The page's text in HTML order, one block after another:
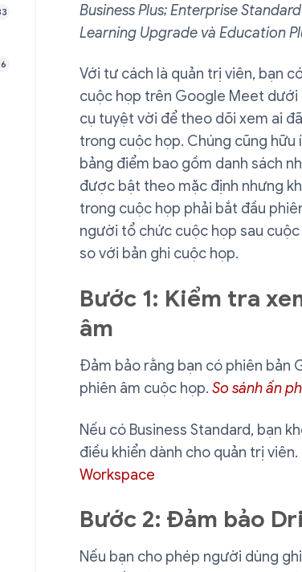
Business Plus; Enterprise
Learning Upgrade và Education
Với tư cách là quản trị viên, bạn
cuộc họp trên Google Meet dưới
cụ tuyệt vời để theo dõi xem ai
trong cuộc họp. Chúng cũng hữu
bảng điểm bao gồm danh sách
được bật theo mặc định nhưng
trong cuộc họp phải bắt đầu
người tổ chức cuộc họp sau
so với bản ghi cuộc họp.
Bước 1: Kiểm tra
âm
Đảm bảo rằng bạn có phiên bản
phiên âm cuộc họp. So sánh ấn
Nếu có Business Standard, bạn
điều khiển dành cho quản trị viên.
Workspace
Bước 2: Đảm bảo
Nếu bạn cho phép người dùng